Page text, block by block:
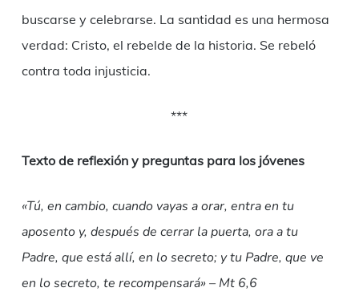
buscarse y celebrarse. La santidad es una hermosa
verdad: Cristo, el rebelde de la historia. Se rebeló
contra toda injusticia.
***
Texto de reflexión y preguntas para los jóvenes
«Tú, en cambio, cuando vayas a orar, entra en tu
aposento y, después de cerrar la puerta, ora a tu
Padre, que está allí, en lo secreto; y tu Padre, que ve
en lo secreto, te recompensará» – Mt 6,6